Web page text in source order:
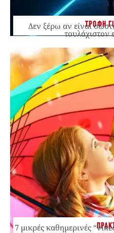
ΤΡΟΦΗ
Δεν ξέρω αν είναι
τουλάχιστον
7 μικρές καθημερινές